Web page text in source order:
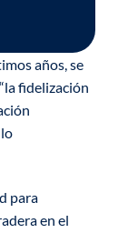
años, se
fidelización
para
en el